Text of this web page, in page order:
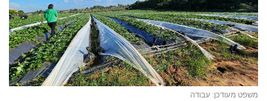
משפט מעודכן: עבודה